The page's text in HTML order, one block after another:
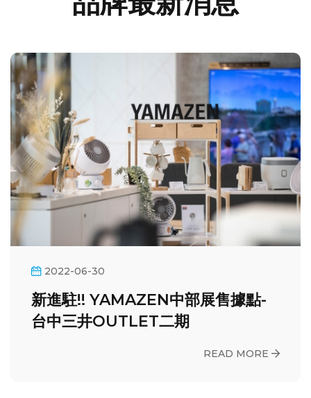
2022-06-30
新進駐!! YAMAZEN中部展售據點-
台中三井OUTLET二期
READ MORE